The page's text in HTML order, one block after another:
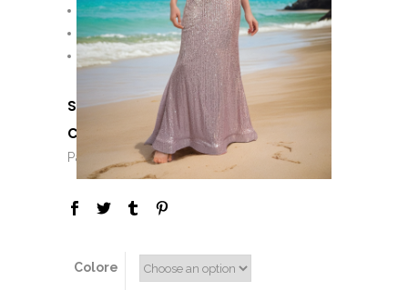
Pagamento Rateale
Personalizzazioni
Consulenza di stile
SKU:N/A
CATEGORIES: Corizzi ,Girl,
Paillettes Sconti
Colore